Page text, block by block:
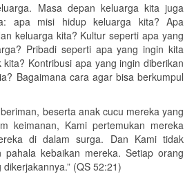
Masa depan keluarga kita juga
apa misi hidup keluarga kita? Apa
keluarga kita? Kultur seperti apa yang
Pribadi seperti apa yang ingin kita
Kontribusi apa yang ingin diberikan
Bagaimana cara agar bisa berkumpul
beserta anak cucu mereka yang
keimanan, Kami pertemukan mereka
di dalam surga. Dan Kami tidak
pahala kebaikan mereka. Setiap orang
(QS 52:21)